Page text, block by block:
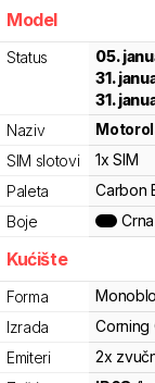
Model
Status 05.
31.
31.
Naziv
SIM slotovi
1x SIM
Paleta
Carbon
Boje
Crna
Kućište
Forma
Izrada
Corning
Emiteri
2x